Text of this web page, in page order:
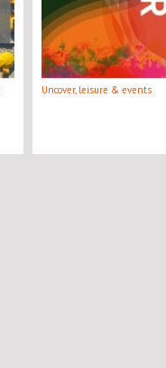
Uncover, leisure & events